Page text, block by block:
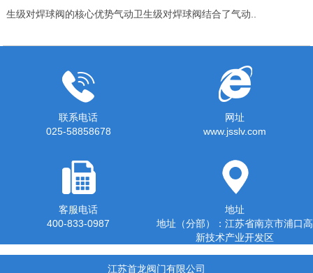
生级对焊球阀的核心优势气动卫生级对焊球阀结合了气动..
联系电话
025-58858678
网址
www.jsslv.com
客服电话
400-833-0987
地址
地址（分部）：江苏省南京市浦口高
新技术产业开发区
江苏首龙阀门有限公司